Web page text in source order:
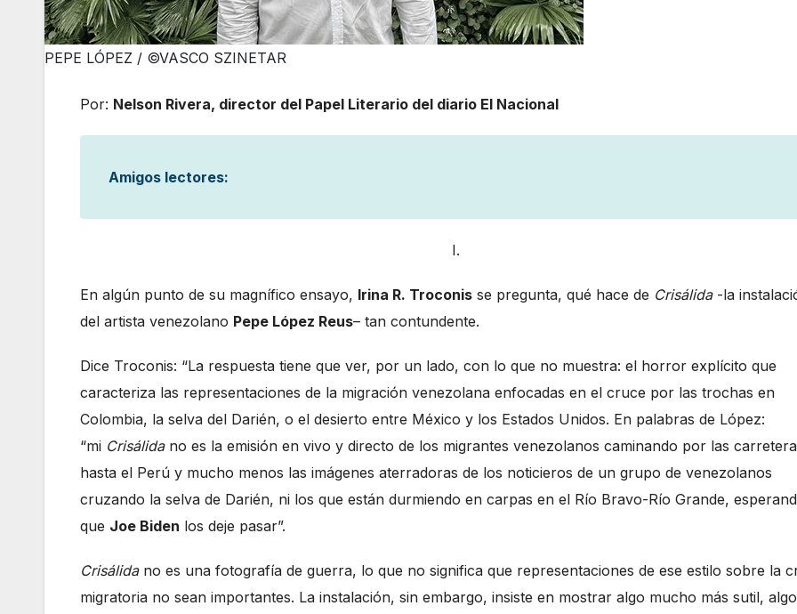
PEPE LÓPEZ / ©VASCO SZINETAR
Por: Nelson Rivera, director del Papel Literario del diario El Nacional
Amigos lectores:
I.
En algún punto de su magnífico ensayo, Irina R. Troconis se pregunta, qué hace de Crisálida-la
del artista venezolano Pepe López Reus– tan contundente.
Dice Troconis: “La respuesta tiene que ver, por un lado, con lo que no muestra: el horror explícito que
caracteriza las representaciones de la migración venezolana enfocadas en el cruce por las trochas en
Colombia, la selva del Darién, o el desierto entre México y los Estados Unidos. En palabras de López:
“mi Crisálidano es la emisión en vivo y directo de los migrantes venezolanos caminando por las
hasta el Perú y mucho menos las imágenes aterradoras de los noticieros de un grupo de venezolanos
cruzando la selva de Darién, ni los que están durmiendo en carpas en el Río Bravo-Río Grande,
que Joe Biden los deje pasar”.
Crisálidano es una fotografía de guerra, lo que no significa que representaciones de ese estilo sobre la
migratoria no sean importantes. La instalación, sin embargo, insiste en mostrar algo mucho más sutil,